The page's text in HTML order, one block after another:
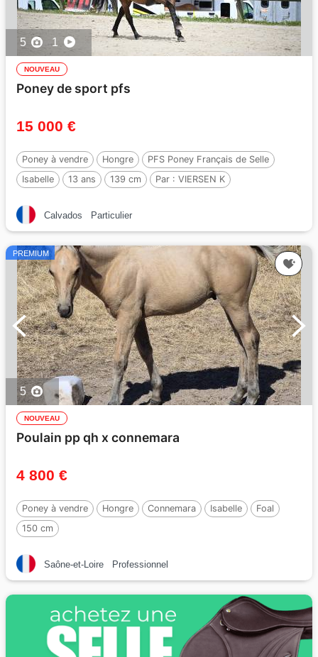
5 1
NOUVEAU
Poney de sport pfs
15 000 €
Poney à vendre Hongre
PFS Poney Français de Selle
Isabelle
13 ans 139 cm Par : VIERSEN K
Calvados Particulier
PREMIUM
5
NOUVEAU
Poulain pp qh x connemara
4 800 €
Poney à vendre Hongre Connemara Isabelle
Foal
150 cm
Saône-et-Loire Professionnel